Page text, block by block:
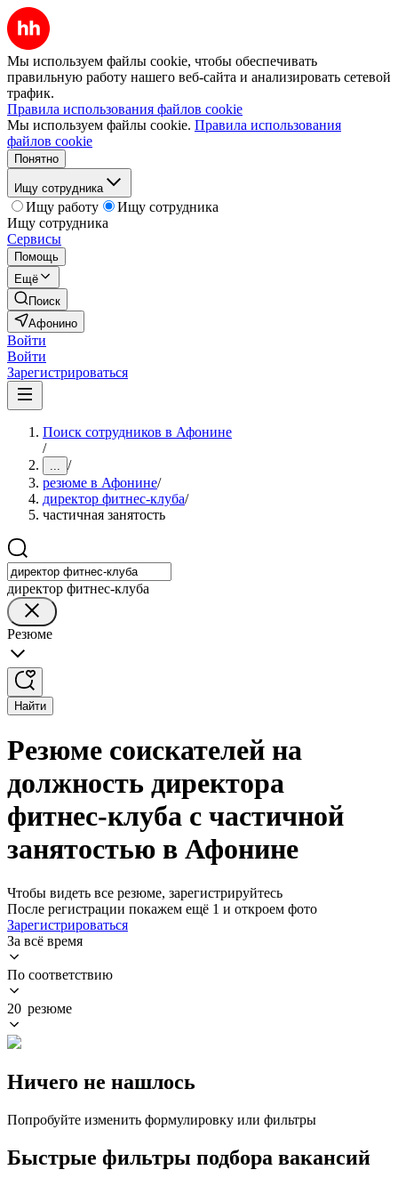
Мы используем файлы cookie, чтобы обеспечивать
правильную работу нашего веб-сайта и анализировать сетевой
трафик.
Правила использования файлов cookie
Мы используем файлы cookie. Правила использования
файлов cookie
Понятно
Ищу сотрудника
Ищу работу
Ищу сотрудника
Ищу сотрудника
Сервисы
Помощь
Ещё
Поиск
Афонино
Войти
Войти
Зарегистрироваться
Поиск сотрудников в Афонине
/
... /
резюме в Афонине/
директор фитнес-клуба/
частичная занятость
директор фитнес-клуба
Резюме
Найти
Резюме соискателей на
должность директора
фитнес-клуба с частичной
занятостью в Афонине
Чтобы видеть все резюме, зарегистрируйтесь
После регистрации покажем ещё 1 и откроем фото
Зарегистрироваться
За всё время
По соответствию
20 резюме
Ничего не нашлось
Попробуйте изменить формулировку или фильтры
Быстрые фильтры подбора вакансий